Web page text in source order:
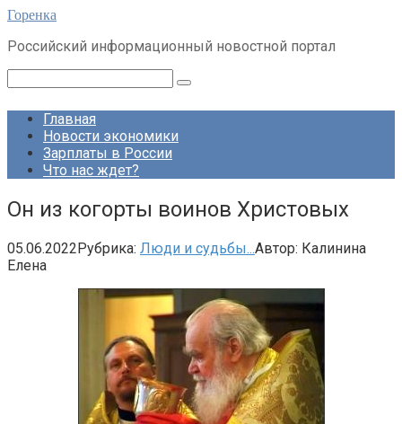
Перейти
контенту
Горенка
Российский информационный новостной портал
Главная
Новости экономики
Зарплаты в России
Что нас ждет?
Он из когорты воинов Христовых
05.06.2022Рубрика: Люди и судьбы...Автор: Калинина
Елена